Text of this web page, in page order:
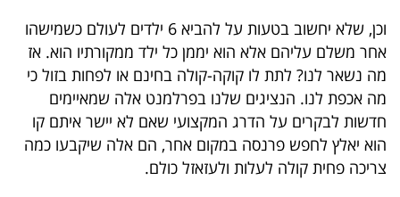
וכן, שלא יחשוב בטעות על להביא 6 ילדים לעולם כשמישהו
אחר משלם עליהם אלא הוא יממן כל ילד ממקורתיו הוא. אז
מה נשאר לנו? לתת לו קוקה-קולה בחינם או לפחות בזול כי
מה אכפת לנו. הנציגים שלנו בפרלמנט אלה שמאיימים
חדשות לבקרים על הדרג המקצועי שאם לא יישר איתם קו
הוא יאלץ לחפש פרנסה במקום אחר, הם אלה שיקבעו כמה
צריכה פחית קולה לעלות ולעזאזל כולם.